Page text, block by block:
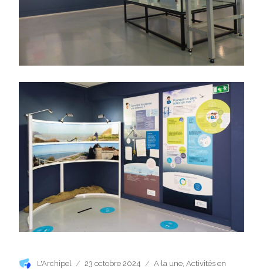
Auteur
L'Archipel
Publié
23 octobre 2024 Catégories
A la une, Activités en